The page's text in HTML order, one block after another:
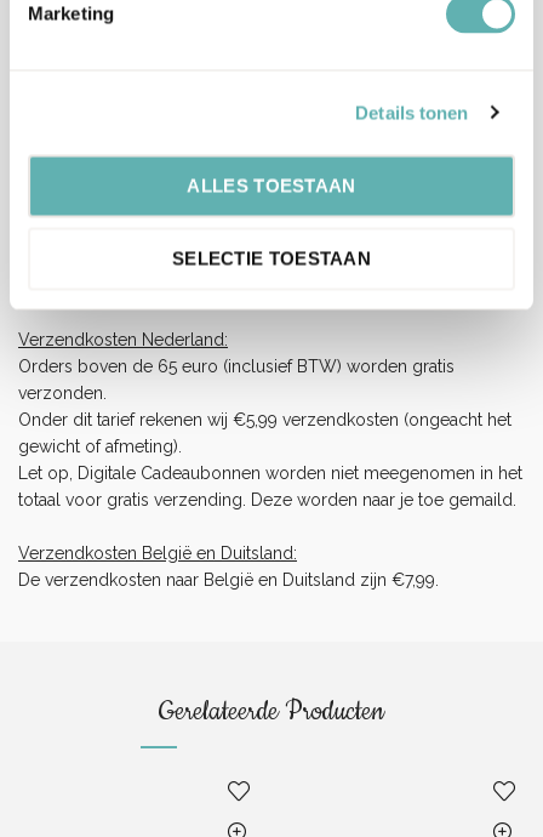
Marketing
Details tonen
ALLES TOESTAAN
SELECTIE TOESTAAN
Verzenden en levertijd:
Let op, het is erg druk bij PostNL.
Hierdoor kan je bestelling langer onderweg zijn dan normaal
Wij hebben helaas geen invloed op de snelheid van de
Verzendkosten Nederland:
Orders boven de 65 euro (inclusief BTW) worden gratis
verzonden.
Onder dit tarief rekenen wij €5,99 verzendkosten (ongeacht het
gewicht of afmeting).
Let op, Digitale Cadeaubonnen worden niet meegenomen in het
totaal voor gratis verzending. Deze worden naar je toe gemaild.
Verzendkosten België en Duitsland:
De verzendkosten naar België en Duitsland zijn €7,99.
Gerelateerde Producten